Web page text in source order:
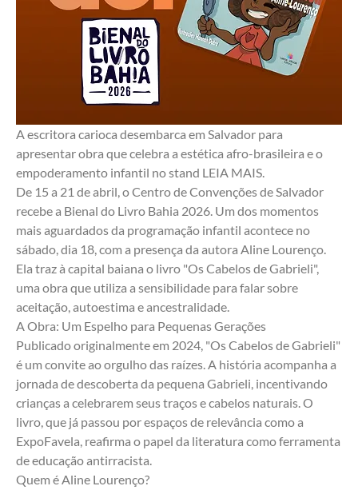
A escritora carioca desembarca em Salvador para
apresentar obra que celebra a estética afro-brasileira e o
empoderamento infantil no stand LEIA MAIS.
De 15 a 21 de abril, o Centro de Convenções de Salvador
recebe a Bienal do Livro Bahia 2026. Um dos momentos
mais aguardados da programação infantil acontece no
sábado, dia 18, com a presença da autora Aline Lourenço.
Ela traz à capital baiana o livro "Os Cabelos de Gabrieli",
uma obra que utiliza a sensibilidade para falar sobre
aceitação, autoestima e ancestralidade.
A Obra: Um Espelho para Pequenas Gerações
Publicado originalmente em 2024, "Os Cabelos de Gabrieli"
é um convite ao orgulho das raízes. A história acompanha a
jornada de descoberta da pequena Gabrieli, incentivando
crianças a celebrarem seus traços e cabelos naturais. O
livro, que já passou por espaços de relevância como a
ExpoFavela, reafirma o papel da literatura como ferramenta
de educação antirracista.
Quem é Aline Lourenço?